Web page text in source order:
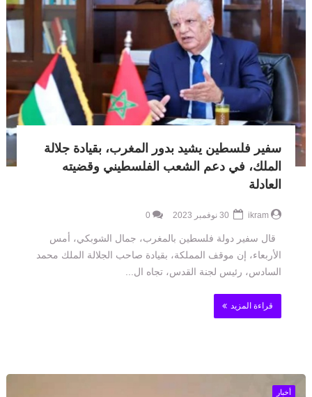
سفير فلسطين يشيد بدور المغرب، بقيادة جلالة
الملك، في دعم الشعب الفلسطيني وقضيته
العادلة
ikram
0
قال سفير دولة فلسطين بالمغرب، جمال الشوبكي، أمس
الأربعاء، إن موقف المملكة، بقيادة صاحب الجلالة الملك محمد
السادس، رئيس لجنة القدس، تجاه ال...
قراءة المزيد
أخبار